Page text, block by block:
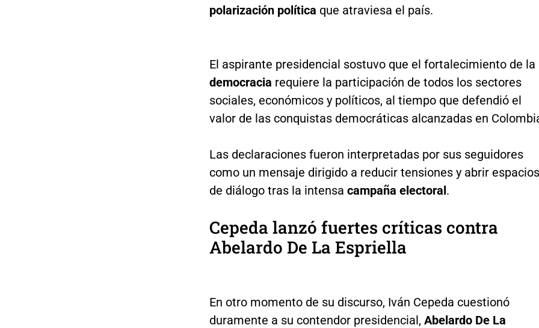
polarización política que atraviesa el país.
El aspirante presidencial sostuvo que el fortalecimiento de la
democracia requiere la participación de todos los sectores
sociales, económicos y políticos, al tiempo que defendió el
valor de las conquistas democráticas alcanzadas en
Las declaraciones fueron interpretadas por sus seguidores
como un mensaje dirigido a reducir tensiones y abrir espacios
de diálogo tras la intensa campaña electoral.
Cepeda lanzó fuertes críticas contra
Abelardo De La Espriella
En otro momento de su discurso, Iván Cepeda cuestionó
duramente a su contendor presidencial, Abelardo De La